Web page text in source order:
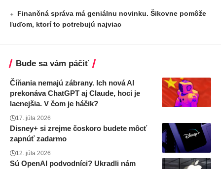
Finančná správa má geniálnu novinku. Šikovne pomôže
ľuďom, ktorí to potrebujú najviac
Bude sa vám páčiť
Číňania nemajú zábrany. Ich nová AI
prekonáva ChatGPT aj Claude, hoci je
lacnejšia. V čom je háčik?
17. júla 2026
Disney+ si zrejme čoskoro budete môcť
zapnúť zadarmo
12. júla 2026
Sú OpenAI podvodníci? Ukradli nám